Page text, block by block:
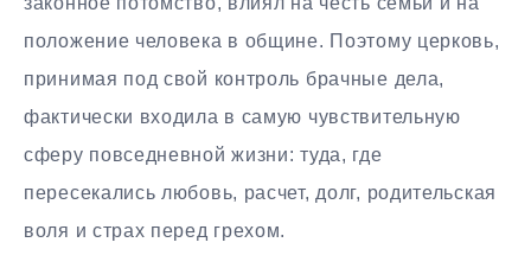
положение человека в общине. Поэтому церковь,
принимая под свой контроль брачные дела,
фактически входила в самую чувствительную
сферу повседневной жизни: туда, где
пересекались любовь, расчет, долг, родительская
воля и страх перед грехом.